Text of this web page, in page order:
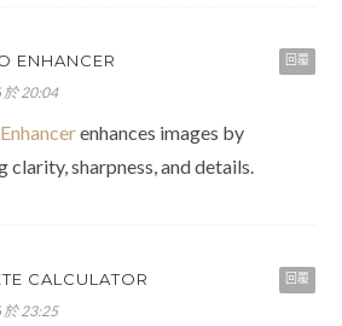
回覆
ENHANCER
20:04
enhances images by
clarity, sharpness, and details.
回覆
CALCULATOR
23:25